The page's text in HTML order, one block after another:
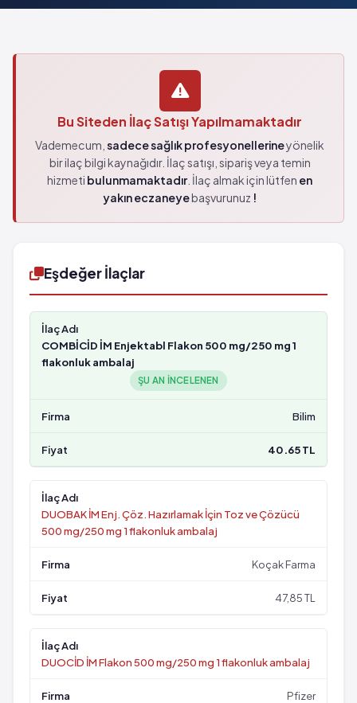
Bu Siteden İlaç Satışı Yapılmamaktadır
Vademecum, sadece sağlık profesyonellerineyönelik
bir ilaç bilgi kaynağıdır. İlaç satışı, sipariş veya temin
hizmeti bulunmamaktadır. İlaç almak için lütfen en
yakın eczaneyebaşvurunuz !
Eşdeğer İlaçlar
COMBİCİD İM Enjektabl Flakon 500 mg/250 mg 1
flakonluk ambalaj
ŞU AN INCELENEN
Bilim
40.65 TL
DUOBAK İM Enj. Çöz. Hazırlamak İçin Toz ve Çözücü
500 mg/250 mg 1 flakonluk ambalaj
Koçak Farma
47,85 TL
DUOCİD İM Flakon 500 mg/250 mg 1 flakonluk ambalaj
Pfizer